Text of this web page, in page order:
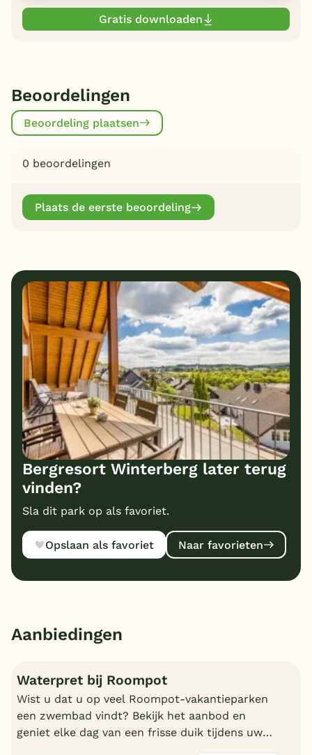
Gratis downloaden
Beoordelingen
Beoordeling plaatsen
0 beoordelingen
Plaats de eerste beoordeling
Bergresort Winterberg later terug
vinden?
Sla dit park op als favoriet.
Opslaan als favoriet Naar favorieten
Aanbiedingen
Waterpret bij Roompot
Wist u dat u op veel Roompot-vakantieparken
een zwembad vindt? Bekijk het aanbod en
geniet elke dag van een frisse duik tijdens uw